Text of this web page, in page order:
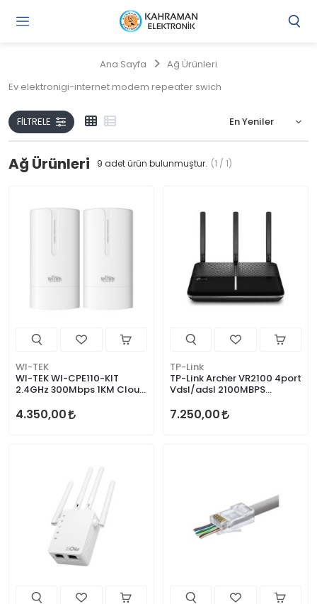
Ana Sayfa Ağ Ürünleri
Ev elektronigi-internet modem repeater swich
FILTRELE
Ağ Ürünleri 9 adet ürün bulunmuştur. (1 / 1)
WI-TEK
WI-TEK WI-CPE110-KIT
2.4GHz 300Mbps 1KM Cloud
4.350,00
TP-Link
TP-Link Archer VR2100 4port
Vdsl/adsl 2100MBPS
7.250,00